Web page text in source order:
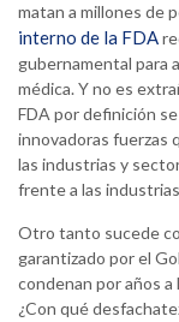
matan a millones de
interno de la FDA
gubernamental para
médica. Y no es
FDA por definición
innovadoras fuerzas
las industrias y
frente a las
Otro tanto sucede
garantizado por el
condenan por años
¿Con qué